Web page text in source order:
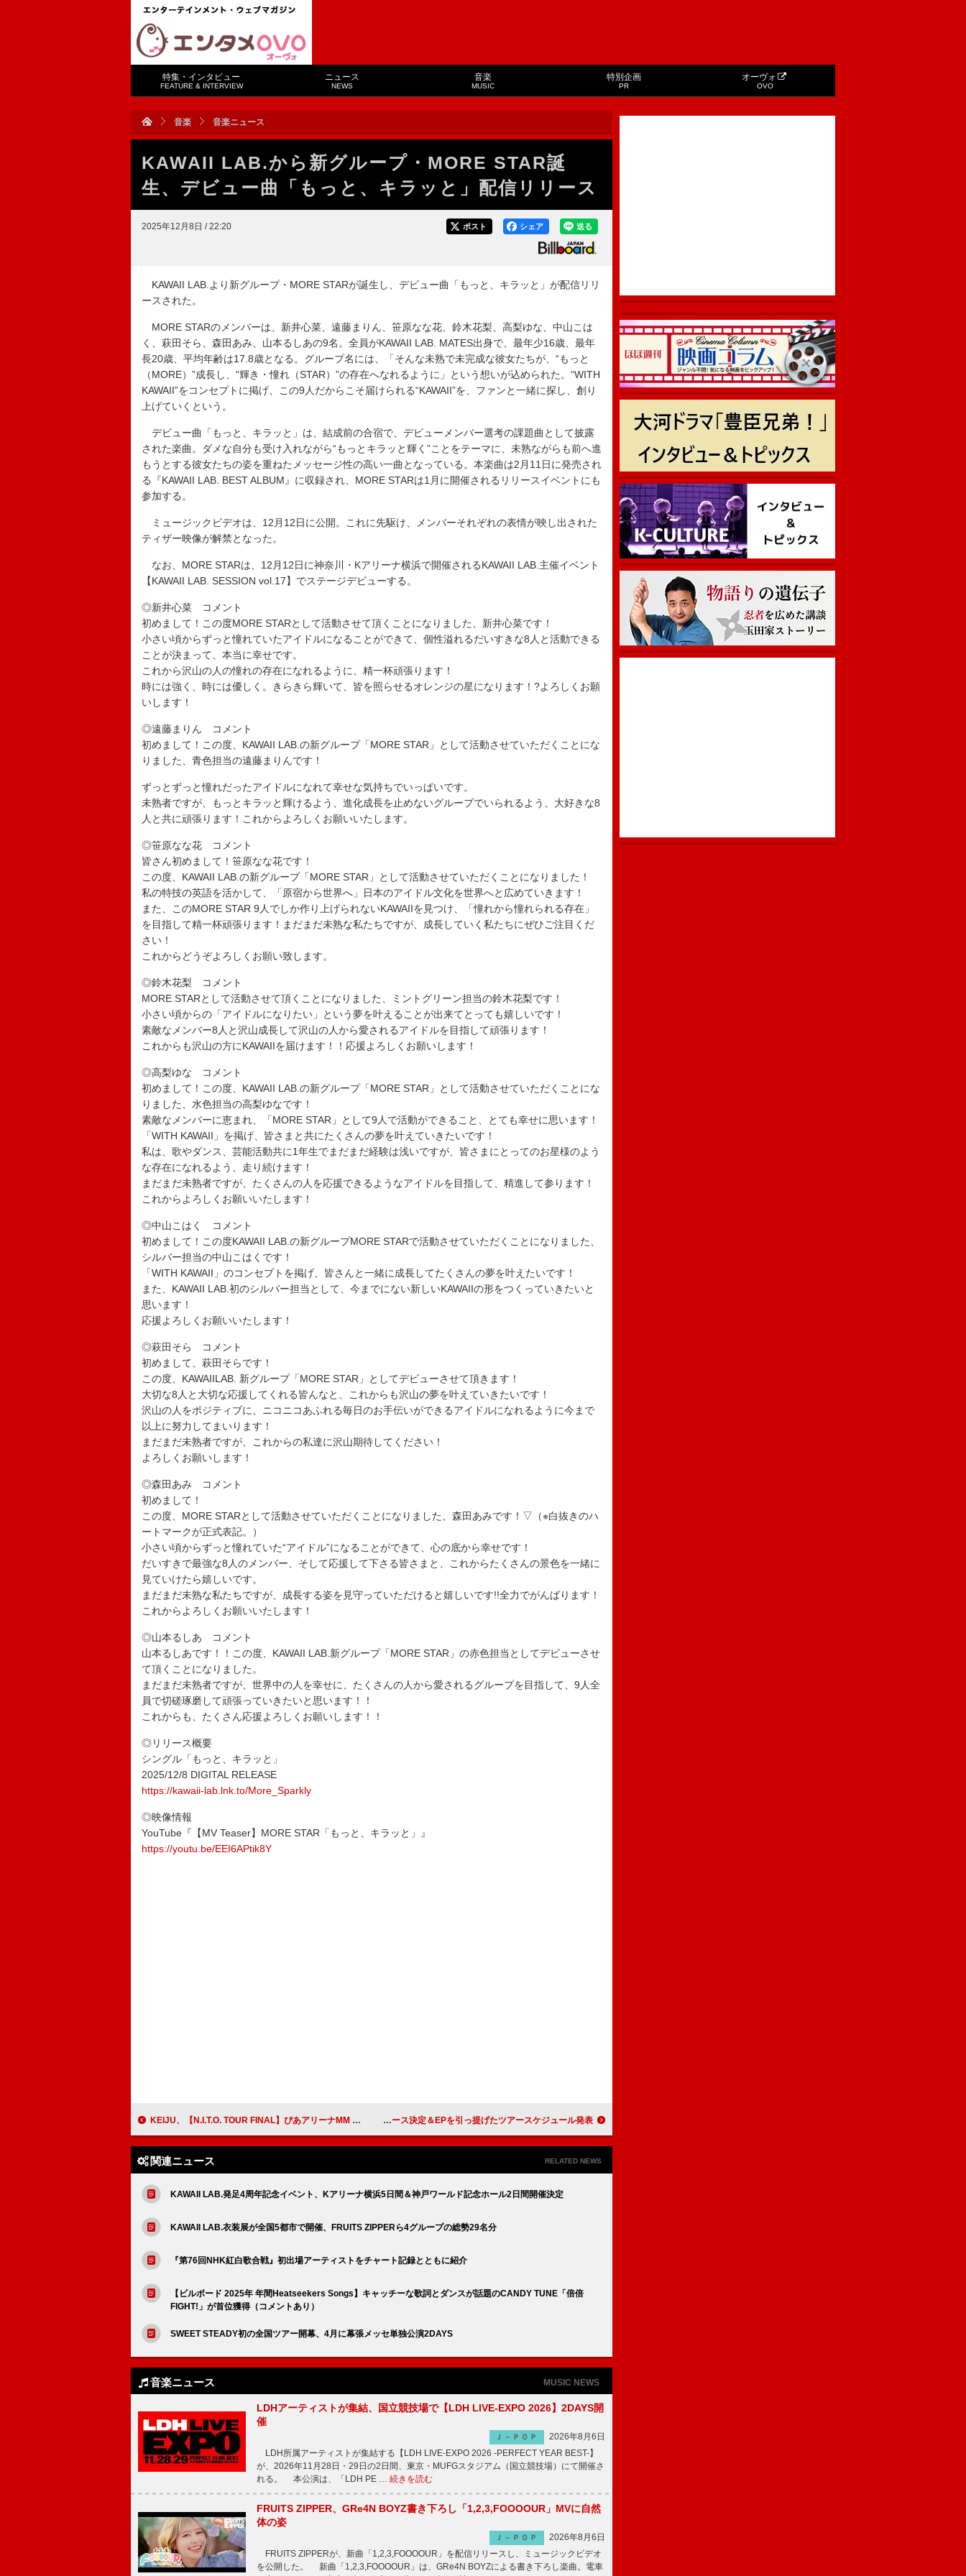
特集・インタビュー
FEATURE & INTERVIEW
ニュース
NEWS
音楽
MUSIC
特別企画
PR
オーヴォ
OVO
音楽 音楽ニュース
KAWAII LAB.から新グループ・MORE STAR誕
生、デビュー曲「もっと、キラッと」配信リリース
2025年12月8日 / 22:20 送る
シェア
ポスト
KAWAII LAB.より新グループ・MORE STARが誕生し、デビュー曲「もっと、キラッと」が配信リリ
ースされた。
MORE STARのメンバーは、新井心菜、遠藤まりん、笹原なな花、鈴木花梨、高梨ゆな、中山こは
く、萩田そら、森田あみ、山本るしあの9名。全員がKAWAII LAB. MATES出身で、最年少16歳、最年
長20歳、平均年齢は17.8歳となる。グループ名には、「そんな未熟で未完成な彼女たちが、“もっと
（MORE）”成長し、“輝き・憧れ（STAR）”の存在へなれるように」という想いが込められた。“WITH
KAWAII”をコンセプトに掲げ、この9人だからこそ届けられる“KAWAII”を、ファンと一緒に探し、創り
上げていくという。
デビュー曲「もっと、キラッと」は、結成前の合宿で、デビューメンバー選考の課題曲として披露
された楽曲。ダメな自分も受け入れながら“もっとキラッと輝く”ことをテーマに、未熟ながらも前へ進
もうとする彼女たちの姿を重ねたメッセージ性の高い一曲となっている。本楽曲は2月11日に発売され
る『KAWAII LAB. BEST ALBUM』に収録され、MORE STARは1月に開催されるリリースイベントにも
参加する。
ミュージックビデオは、12月12日に公開。これに先駆け、メンバーそれぞれの表情が映し出された
ティザー映像が解禁となった。
なお、MORE STARは、12月12日に神奈川・Kアリーナ横浜で開催されるKAWAII LAB.主催イベント
【KAWAII LAB. SESSION vol.17】でステージデビューする。
◎新井心菜 コメント
初めまして！この度MORE STARとして活動させて頂くことになりました、新井心菜です！
小さい頃からずっと憧れていたアイドルになることができて、個性溢れるだいすきな8人と活動できる
ことが決まって、本当に幸せです。
これから沢山の人の憧れの存在になれるように、精一杯頑張ります！
時には強く、時には優しく。きらきら輝いて、皆を照らせるオレンジの星になります！?よろしくお願
いします！
◎遠藤まりん コメント
初めまして！この度、KAWAII LAB.の新グループ「MORE STAR」として活動させていただくことにな
りました、青色担当の遠藤まりんです！
ずっとずっと憧れだったアイドルになれて幸せな気持ちでいっぱいです。
未熟者ですが、もっとキラッと輝けるよう、進化成長を止めないグループでいられるよう、大好きな8
人と共に頑張ります！これからよろしくお願いいたします。
◎笹原なな花 コメント
皆さん初めまして！笹原なな花です！
この度、KAWAII LAB.の新グループ「MORE STAR」として活動させていただくことになりました！
私の特技の英語を活かして、「原宿から世界へ」日本のアイドル文化を世界へと広めていきます！
また、このMORE STAR 9人でしか作り上げられないKAWAIIを見つけ、「憧れから憧れられる存在」
を目指して精一杯頑張ります！まだまだ未熟な私たちですが、成長していく私たちにぜひご注目くだ
さい！
これからどうぞよろしくお願い致します。
◎鈴木花梨 コメント
MORE STARとして活動させて頂くことになりました、ミントグリーン担当の鈴木花梨です！
小さい頃からの「アイドルになりたい」という夢を叶えることが出来てとっても嬉しいです！
素敵なメンバー8人と沢山成長して沢山の人から愛されるアイドルを目指して頑張ります！
これからも沢山の方にKAWAIIを届けます！！応援よろしくお願いします！
◎高梨ゆな コメント
初めまして！この度、KAWAII LAB.の新グループ「MORE STAR」として活動させていただくことにな
りました、水色担当の高梨ゆなです！
素敵なメンバーに恵まれ、「MORE STAR」として9人で活動ができること、とても幸せに思います！
「WITH KAWAII」を掲げ、皆さまと共にたくさんの夢を叶えていきたいです！
私は、歌やダンス、芸能活動共に1年生でまだまだ経験は浅いですが、皆さまにとってのお星様のよう
な存在になれるよう、走り続けます！
まだまだ未熟者ですが、たくさんの人を応援できるようなアイドルを目指して、精進して参ります！
これからよろしくお願いいたします！
◎中山こはく コメント
初めまして！この度KAWAII LAB.の新グループMORE STARで活動させていただくことになりました、
シルバー担当の中山こはくです！
「WITH KAWAII」のコンセプトを掲げ、皆さんと一緒に成長してたくさんの夢を叶えたいです！
また、KAWAII LAB.初のシルバー担当として、今までにない新しいKAWAIIの形をつくっていきたいと
思います！
応援よろしくお願いいたします！
◎萩田そら コメント
初めまして、萩田そらです！
この度、KAWAIILAB. 新グループ「MORE STAR」としてデビューさせて頂きます！
大切な8人と大切な応援してくれる皆んなと、これからも沢山の夢を叶えていきたいです！
沢山の人をポジティブに、ニコニコあふれる毎日のお手伝いができるアイドルになれるように今まで
以上に努力してまいります！
まだまだ未熟者ですが、これからの私達に沢山期待してください！
よろしくお願いします！
◎森田あみ コメント
初めまして！
この度、MORE STARとして活動させていただくことになりました、森田あみです！▽（※白抜きのハ
ートマークが正式表記。）
小さい頃からずっと憧れていた“アイドル”になることができて、心の底から幸せです！
だいすきで最強な8人のメンバー、そして応援して下さる皆さまと、これからたくさんの景色を一緒に
見ていけたら嬉しいです。
まだまだ未熟な私たちですが、成長する姿を見守っていただけると嬉しいです!!全力でがんばります！
これからよろしくお願いいたします！
◎山本るしあ コメント
山本るしあです！！この度、KAWAII LAB.新グループ「MORE STAR」の赤色担当としてデビューさせ
て頂くことになりました。
まだまだ未熟者ですが、世界中の人を幸せに、たくさんの人から愛されるグループを目指して、9人全
員で切磋琢磨して頑張っていきたいと思います！！
これからも、たくさん応援よろしくお願いします！！
◎リリース概要
シングル「もっと、キラッと」
2025/12/8 DIGITAL RELEASE
https://kawaii-lab.lnk.to/More_Sparkly
◎映像情報
YouTube『【MV Teaser】MORE STAR「もっと、キラッと」』
https://youtu.be/EEI6APtik8Y
KEIJU、【N.I.T.O. TOUR FINAL】ぴあアリーナMM 2DAYS公演第2弾ゲストアーティスト発表 Bimi、ニューEP『【人】／INORI』リリース決定＆EPを引っ提げたツアースケジュール発表
関連ニュース RELATED NEWS
KAWAII LAB.発足4周年記念イベント、Kアリーナ横浜5日間＆神戸ワールド記念ホール2日間開催決定
KAWAII LAB.衣装展が全国5都市で開催、FRUITS ZIPPERら4グループの総勢29名分
『第76回NHK紅白歌合戦』初出場アーティストをチャート記録とともに紹介
【ビルボード 2025年 年間Heatseekers Songs】キャッチーな歌詞とダンスが話題のCANDY TUNE「倍倍
FIGHT!」が首位獲得（コメントあり）
SWEET STEADY初の全国ツアー開幕、4月に幕張メッセ単独公演2DAYS
音楽ニュース MUSIC NEWS
LDHアーティストが集結、国立競技場で【LDH LIVE-EXPO 2026】2DAYS開
催
Ｊ－ＰＯＰ
2026年8月6日
LDH所属アーティストが集結する【LDH LIVE-EXPO 2026 -PERFECT YEAR BEST-】
が、2026年11月28日・29日の2日間、東京・MUFGスタジアム（国立競技場）にて開催さ
れる。 本公演は、「LDH PE … 続きを読む
FRUITS ZIPPER、GRe4N BOYZ書き下ろし「1,2,3,FOOOOUR」MVに自然
体の姿
Ｊ－ＰＯＰ
2026年8月6日
FRUITS ZIPPERが、新曲「1,2,3,FOOOOUR」を配信リリースし、ミュージックビデオ
を公開した。 新曲「1,2,3,FOOOOUR」は、GRe4N BOYZによる書き下ろし楽曲。電車